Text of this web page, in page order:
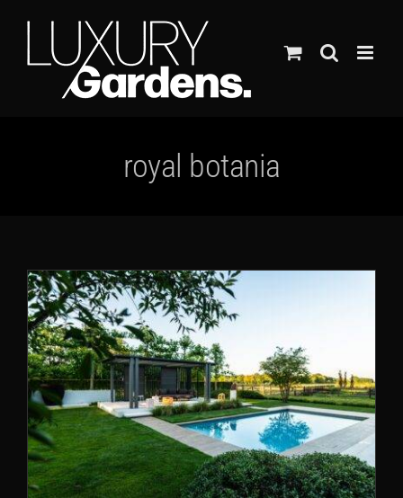
inhoud
royal botania